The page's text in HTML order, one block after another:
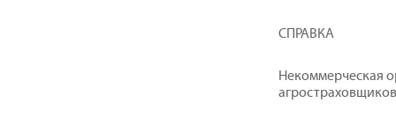
СПРАВКА
Некоммерческая